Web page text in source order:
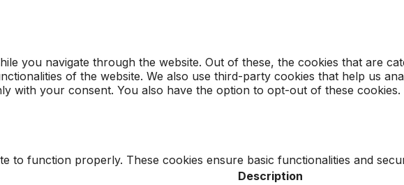
you navigate through the website. Out of these, the cookies that are
of the website. We also use third-party cookies that help us
with your consent. You also have the option to opt-out of these
to function properly. These cookies ensure basic functionalities and
Description